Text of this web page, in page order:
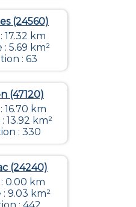
(24560)
17.32 km
5.69 km²
: 63
(47120)
16.70 km
13.92 km²
: 330
(24240)
0.00 km
9.03 km²